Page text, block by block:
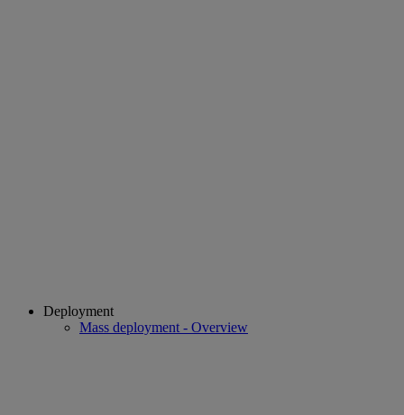
Deployment
Mass deployment - Overview